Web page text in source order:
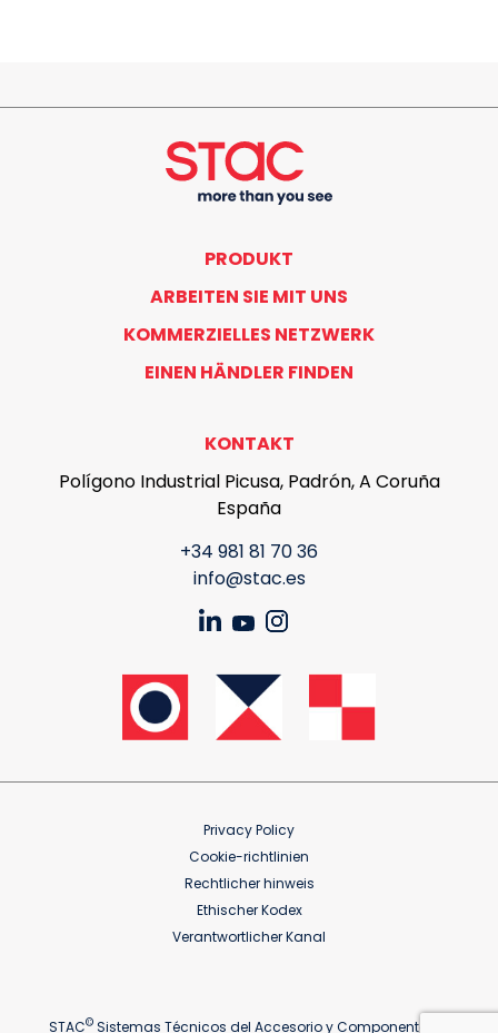
PRODUKT
ARBEITEN SIE MIT UNS
KOMMERZIELLES NETZWERK
EINEN HÄNDLER FINDEN
KONTAKT
Polígono Industrial Picusa, Padrón, A Coruña
España
+34 981 81 70 36
info@stac.es
Privacy Policy
Cookie-richtlinien
Rechtlicher hinweis
Ethischer Kodex
Verantwortlicher Kanal
STAC© Sistemas Técnicos del Accesorio y Componentes